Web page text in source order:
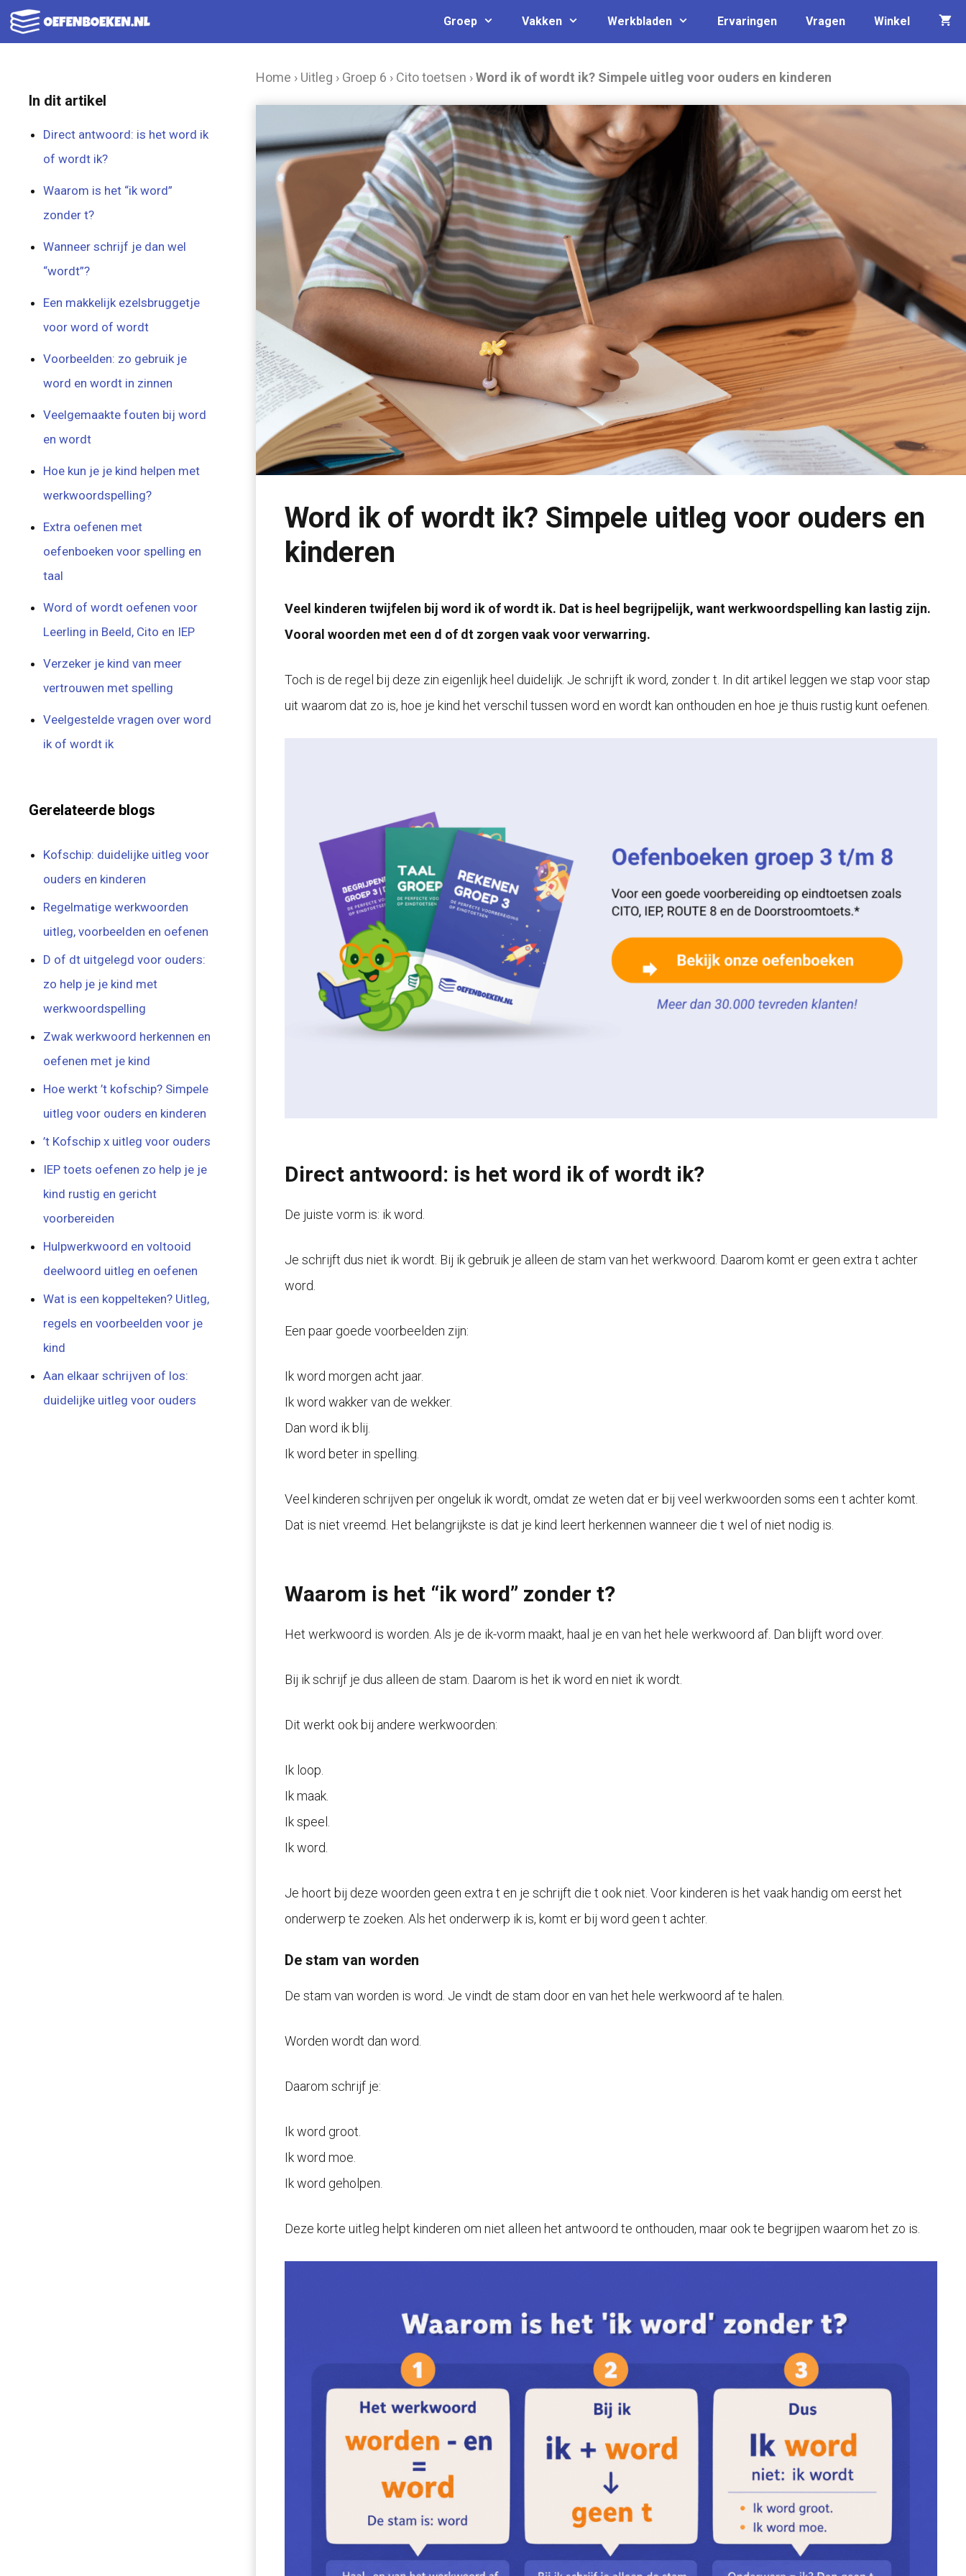
Ga
naar
Groep Vakken Werkbladen Ervaringen Vragen Winkel
Home › Uitleg › Groep 6 › Cito toetsen ›Word ik of wordt ik? Simpele uitleg voor ouders en kinderen
Word ik of wordt ik? Simpele uitleg voor ouders en
kinderen
Veel kinderen twijfelen bij word ik of wordt ik. Dat is heel begrijpelijk, want werkwoordspelling kan lastig zijn.
Vooral woorden met een d of dt zorgen vaak voor verwarring.
Toch is de regel bij deze zin eigenlijk heel duidelijk. Je schrijft ik word, zonder t. In dit artikel leggen we stap voor stap
uit waarom dat zo is, hoe je kind het verschil tussen word en wordt kan onthouden en hoe je thuis rustig kunt oefenen.
Direct antwoord: is het word ik of wordt ik?
De juiste vorm is: ik word.
Je schrijft dus niet ik wordt. Bij ik gebruik je alleen de stam van het werkwoord. Daarom komt er geen extra t achter
word.
Een paar goede voorbeelden zijn:
Ik word morgen acht jaar.
Ik word wakker van de wekker.
Dan word ik blij.
Ik word beter in spelling.
Veel kinderen schrijven per ongeluk ik wordt, omdat ze weten dat er bij veel werkwoorden soms een t achter komt.
Dat is niet vreemd. Het belangrijkste is dat je kind leert herkennen wanneer die t wel of niet nodig is.
Waarom is het “ik word” zonder t?
Het werkwoord is worden. Als je de ik-vorm maakt, haal je en van het hele werkwoord af. Dan blijft word over.
Bij ik schrijf je dus alleen de stam. Daarom is het ik word en niet ik wordt.
Dit werkt ook bij andere werkwoorden:
Ik loop.
Ik maak.
Ik speel.
Ik word.
Je hoort bij deze woorden geen extra t en je schrijft die t ook niet. Voor kinderen is het vaak handig om eerst het
onderwerp te zoeken. Als het onderwerp ik is, komt er bij word geen t achter.
De stam van worden
De stam van worden is word. Je vindt de stam door en van het hele werkwoord af te halen.
Worden wordt dan word.
Daarom schrijf je:
Ik word groot.
Ik word moe.
Ik word geholpen.
Deze korte uitleg helpt kinderen om niet alleen het antwoord te onthouden, maar ook te begrijpen waarom het zo is.
In dit artikel
Direct antwoord: is het word ik
of wordt ik?
Waarom is het “ik word”
zonder t?
Wanneer schrijf je dan wel
“wordt”?
Een makkelijk ezelsbruggetje
voor word of wordt
Voorbeelden: zo gebruik je
word en wordt in zinnen
Veelgemaakte fouten bij word
en wordt
Hoe kun je je kind helpen met
werkwoordspelling?
Extra oefenen met
oefenboeken voor spelling en
taal
Word of wordt oefenen voor
Leerling in Beeld, Cito en IEP
Verzeker je kind van meer
vertrouwen met spelling
Veelgestelde vragen over word
ik of wordt ik
Gerelateerde blogs
Kofschip: duidelijke uitleg voor
ouders en kinderen
Regelmatige werkwoorden
uitleg, voorbeelden en oefenen
D of dt uitgelegd voor ouders:
zo help je je kind met
werkwoordspelling
Zwak werkwoord herkennen en
oefenen met je kind
Hoe werkt ’t kofschip? Simpele
uitleg voor ouders en kinderen
’t Kofschip x uitleg voor ouders
IEP toets oefenen zo help je je
kind rustig en gericht
voorbereiden
Hulpwerkwoord en voltooid
deelwoord uitleg en oefenen
Wat is een koppelteken? Uitleg,
regels en voorbeelden voor je
kind
Aan elkaar schrijven of los:
duidelijke uitleg voor ouders